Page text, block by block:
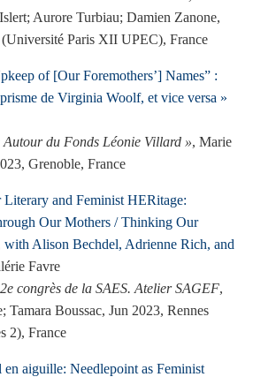
Aurore Turbiau; Damien Zanone,
Paris XII UPEC), France
of [Our Foremothers’] Names” :
de Virginia Woolf, et vice versa »
Autour du Fonds Léonie Villard », Marie
Grenoble, France
and Feminist HERitage:
Our Mothers / Thinking Our
Alison Bechdel, Adrienne Rich, and
Favre
congrès de la SAES. Atelier SAGEF,
Tamara Boussac, Jun 2023, Rennes
2), France
aiguille: Needlepoint as Feminist